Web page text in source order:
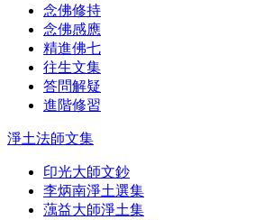
念佛修持
念佛感應
精進佛七
往生文集
答問解疑
進階修習
淨土法師文集
印光大師文鈔
李炳南淨土選集
蕅益大師淨土集